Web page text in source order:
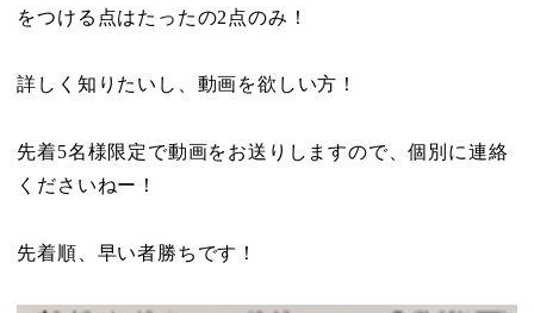
をつける点はたったの2点のみ！
詳しく知りたいし、動画を欲しい方！
先着5名様限定で動画をお送りしますので、個別に連絡
くださいねー！
先着順、早い者勝ちです！